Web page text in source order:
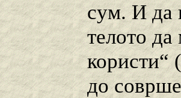
сум. И да
телото
користи“
до